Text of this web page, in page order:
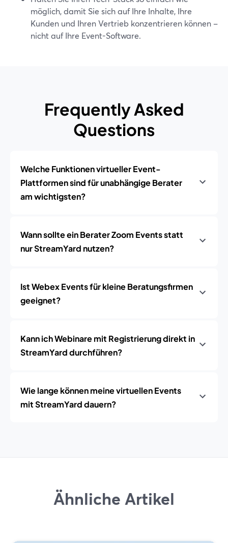
möglich, damit Sie sich auf Ihre Inhalte, Ihre
Kunden und Ihren Vertrieb konzentrieren können –
nicht auf Ihre Event-Software.
Frequently Asked
Questions
Welche Funktionen virtueller Event-
Plattformen sind für unabhängige Berater
am wichtigsten?
Wann sollte ein Berater Zoom Events statt
nur StreamYard nutzen?
Ist Webex Events für kleine Beratungsfirmen
geeignet?
Kann ich Webinare mit Registrierung direkt in
StreamYard durchführen?
Wie lange können meine virtuellen Events
mit StreamYard dauern?
Ähnliche Artikel